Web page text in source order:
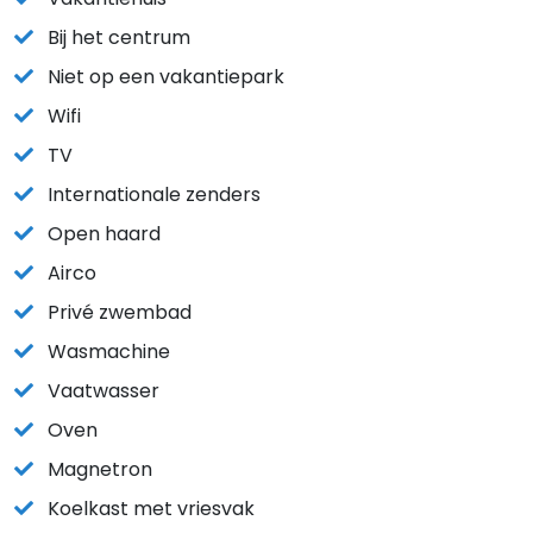
Bij het centrum
Niet op een vakantiepark
Wifi
TV
Internationale zenders
Open haard
Airco
Privé zwembad
Wasmachine
Vaatwasser
Oven
Magnetron
Koelkast met vriesvak